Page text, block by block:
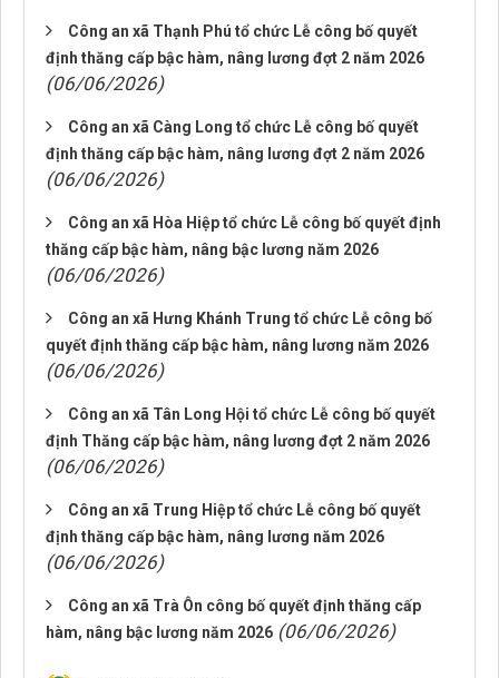
Công an xã Thạnh Phú tổ chức Lễ công bố quyết
định thăng cấp bậc hàm, nâng lương đợt 2 năm 2026
(06/06/2026)
Công an xã Càng Long tổ chức Lễ công bố quyết
định thăng cấp bậc hàm, nâng lương đợt 2 năm 2026
(06/06/2026)
Công an xã Hòa Hiệp tổ chức Lễ công bố quyết định
thăng cấp bậc hàm, nâng bậc lương năm 2026
(06/06/2026)
Công an xã Hưng Khánh Trung tổ chức Lễ công bố
quyết định thăng cấp bậc hàm, nâng lương năm 2026
(06/06/2026)
Công an xã Tân Long Hội tổ chức Lễ công bố quyết
định Thăng cấp bậc hàm, nâng lương đợt 2 năm 2026
(06/06/2026)
Công an xã Trung Hiệp tổ chức Lễ công bố quyết
định thăng cấp bậc hàm, nâng lương năm 2026
(06/06/2026)
Công an xã Trà Ôn công bố quyết định thăng cấp
hàm, nâng bậc lương năm 2026 (06/06/2026)